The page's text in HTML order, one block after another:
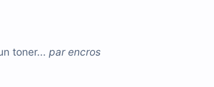
toner... parencros